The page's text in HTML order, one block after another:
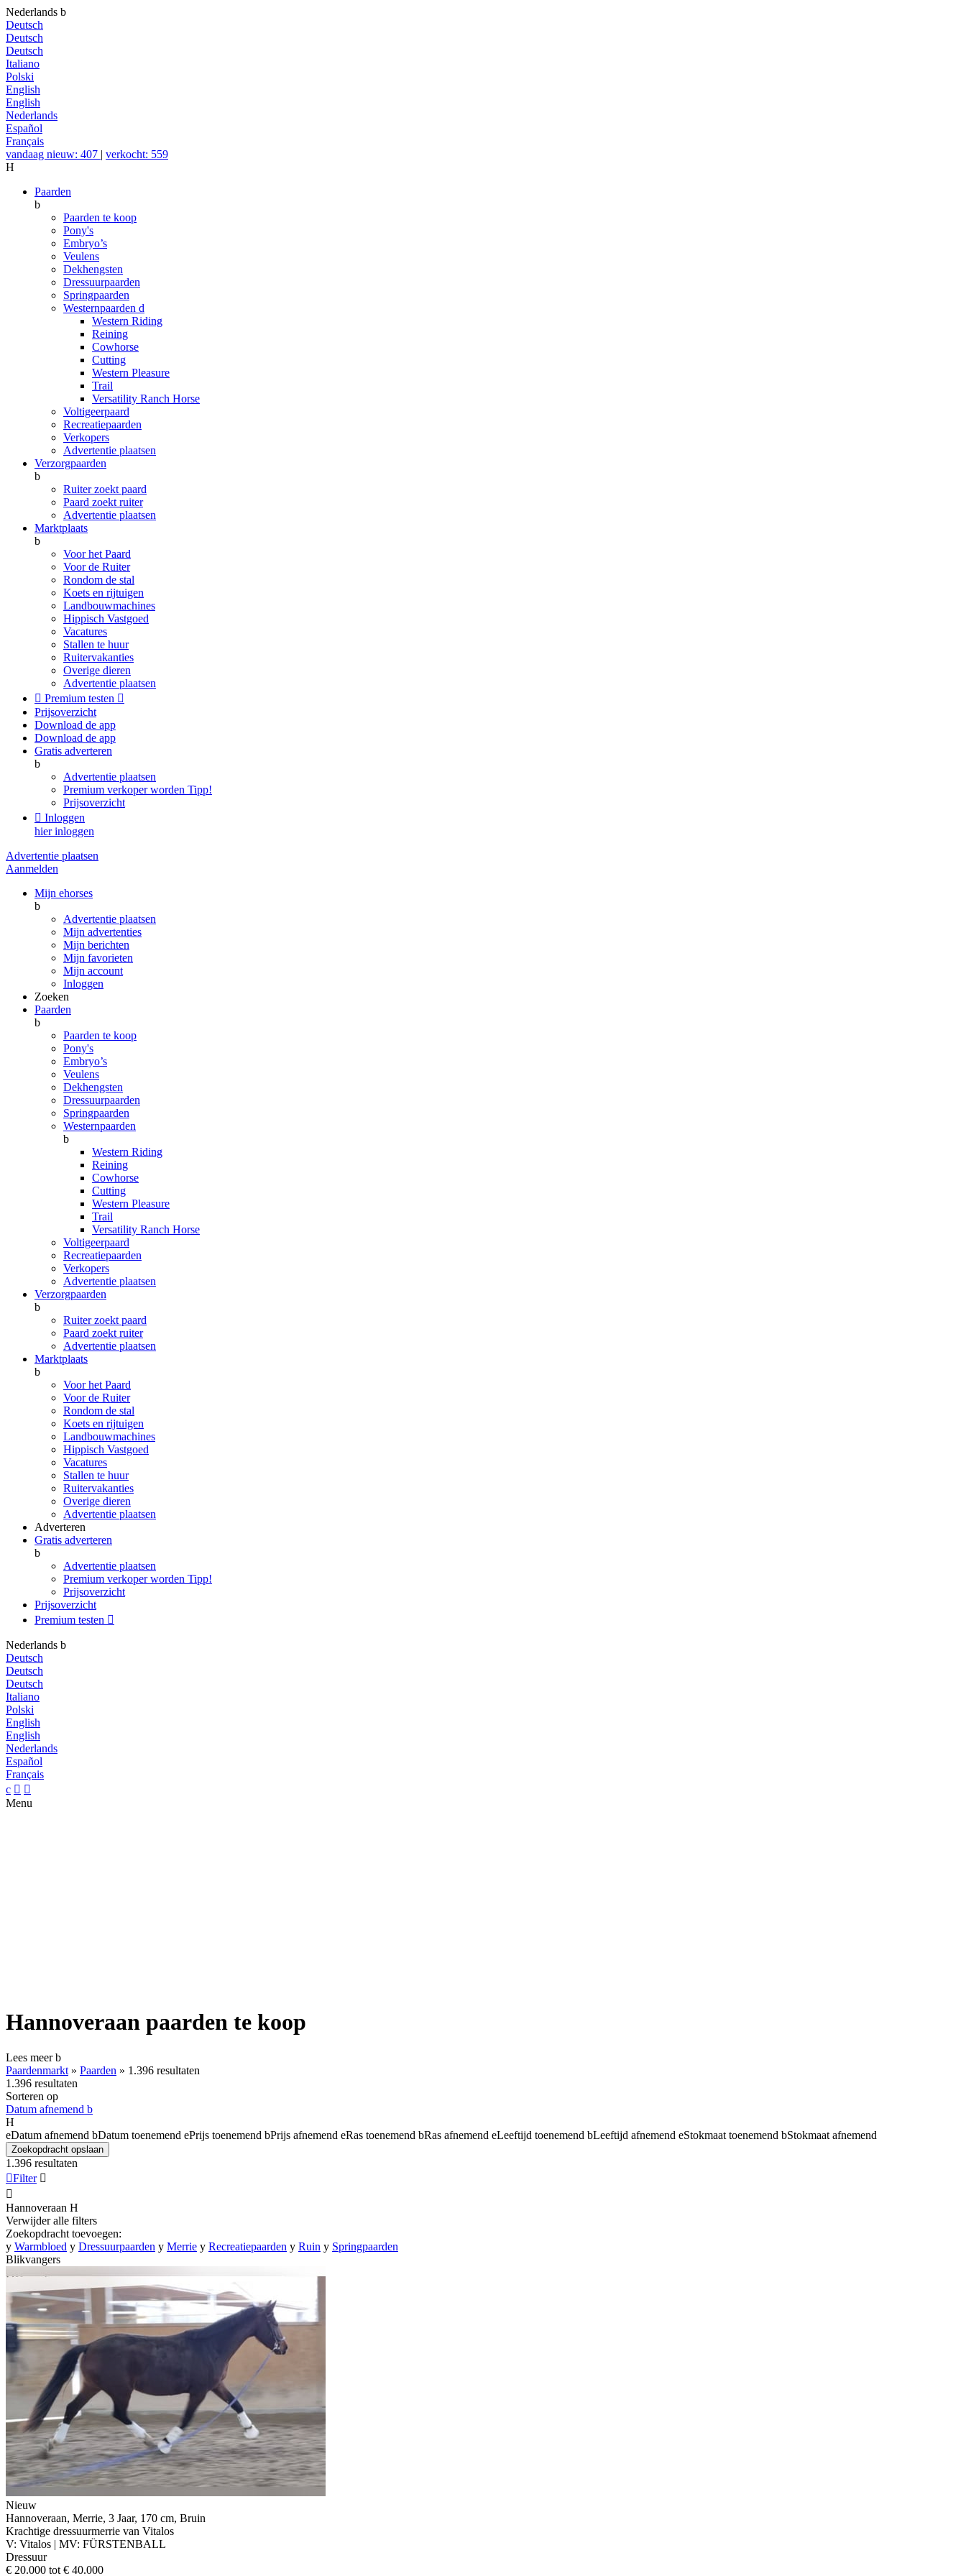
Nederlands b
Deutsch
Deutsch
Deutsch
Italiano
Polski
English
English
Nederlands
Español
Français
vandaag nieuw: 407 | verkocht: 559
H
Paarden
b
Paarden te koop
Pony's
Embryo’s
Veulens
Dekhengsten
Dressuurpaarden
Springpaarden
Westernpaarden d
Western Riding
Reining
Cowhorse
Cutting
Western Pleasure
Trail
Versatility Ranch Horse
Voltigeerpaard
Recreatiepaarden
Verkopers
Advertentie plaatsen
Verzorgpaarden
b
Ruiter zoekt paard
Paard zoekt ruiter
Advertentie plaatsen
Marktplaats
b
Voor het Paard
Voor de Ruiter
Rondom de stal
Koets en rijtuigen
Landbouwmachines
Hippisch Vastgoed
Vacatures
Stallen te huur
Ruitervakanties
Overige dieren
Advertentie plaatsen
 Premium testen 
Prijsoverzicht
Download de app
Download de app
Gratis adverteren
b
Advertentie plaatsen
Premium verkoper worden Tipp!
Prijsoverzicht
 Inloggen
hier inloggen
Advertentie plaatsen
Aanmelden
Mijn ehorses
b
Advertentie plaatsen
Mijn advertenties
Mijn berichten
Mijn favorieten
Mijn account
Inloggen
Zoeken
Paarden
b
Paarden te koop
Pony's
Embryo’s
Veulens
Dekhengsten
Dressuurpaarden
Springpaarden
Westernpaarden
b
Western Riding
Reining
Cowhorse
Cutting
Western Pleasure
Trail
Versatility Ranch Horse
Voltigeerpaard
Recreatiepaarden
Verkopers
Advertentie plaatsen
Verzorgpaarden
b
Ruiter zoekt paard
Paard zoekt ruiter
Advertentie plaatsen
Marktplaats
b
Voor het Paard
Voor de Ruiter
Rondom de stal
Koets en rijtuigen
Landbouwmachines
Hippisch Vastgoed
Vacatures
Stallen te huur
Ruitervakanties
Overige dieren
Advertentie plaatsen
Adverteren
Gratis adverteren
b
Advertentie plaatsen
Premium verkoper worden Tipp!
Prijsoverzicht
Prijsoverzicht
Premium testen 
Nederlands b
Deutsch
Deutsch
Deutsch
Italiano
Polski
English
English
Nederlands
Español
Français
c  
Menu
Hannoveraan paarden te koop
Lees meerb
Paardenmarkt » Paarden » 1.396 resultaten
1.396 resultaten
Sorteren op
Datum afnemend b
H
eDatum afnemend bDatum toenemend ePrijs toenemend bPrijs afnemend eRas toenemend bRas afnemend eLeeftijd toenemend bLeeftijd afnemend eStokmaat toenemend bStokmaat afnemend
Zoekopdracht opslaan
1.396 resultaten
Filter 

Hannoveraan H
Verwijder alle filters
Zoekopdracht toevoegen:
y Warmbloed y Dressuurpaarden y Merrie y Recreatiepaarden y Ruin y Springpaarden
Blikvangers
Nieuw
Hannoveraan, Merrie, 3 Jaar, 170 cm, Bruin
Krachtige dressuurmerrie van Vitalos
V: Vitalos | MV: FÜRSTENBALL
Dressuur
€ 20.000 tot € 40.000